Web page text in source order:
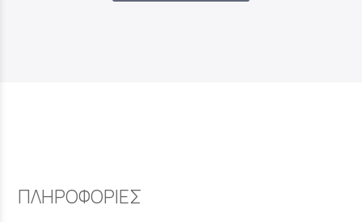
ΠΛΗΡΟΦΟΡΙΕΣ